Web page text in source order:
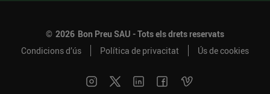
© 2026 Bon Preu SAU - Tots els drets reservats
Condicions d’ús
Política de privacitat Ús de cookies